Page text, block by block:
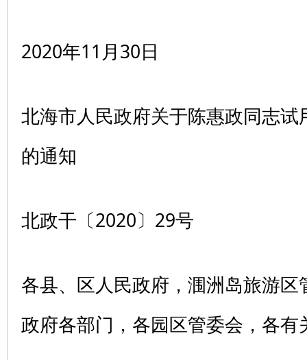
2020年11月30日
北海市人民政府关于陈惠政同志试
的通知
北政干〔2020〕29号
各县、区人民政府，涠洲岛旅游区
政府各部门，各园区管委会，各有